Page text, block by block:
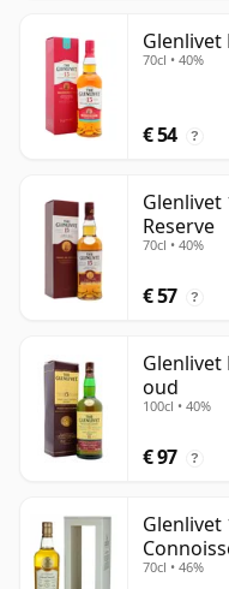
Glenlivet
70cl • 40%
€ 54 ?
Glenlivet
Reserve
70cl • 40%
€ 57 ?
Glenlivet
oud
100cl • 40%
€ 97 ?
Glenlivet
70cl • 46%